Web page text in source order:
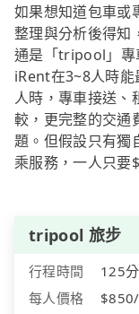
如果想知道包車或
整理與分析後得知
通是「tripool」專
iRent在3~8人時
人時，專車接送、
較，更完整的交通
題。但假設只有
乘服務，一人只要
tripool 旅步
行程時間
125分
每人價格